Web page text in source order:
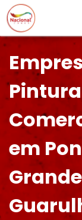
Pintura
em